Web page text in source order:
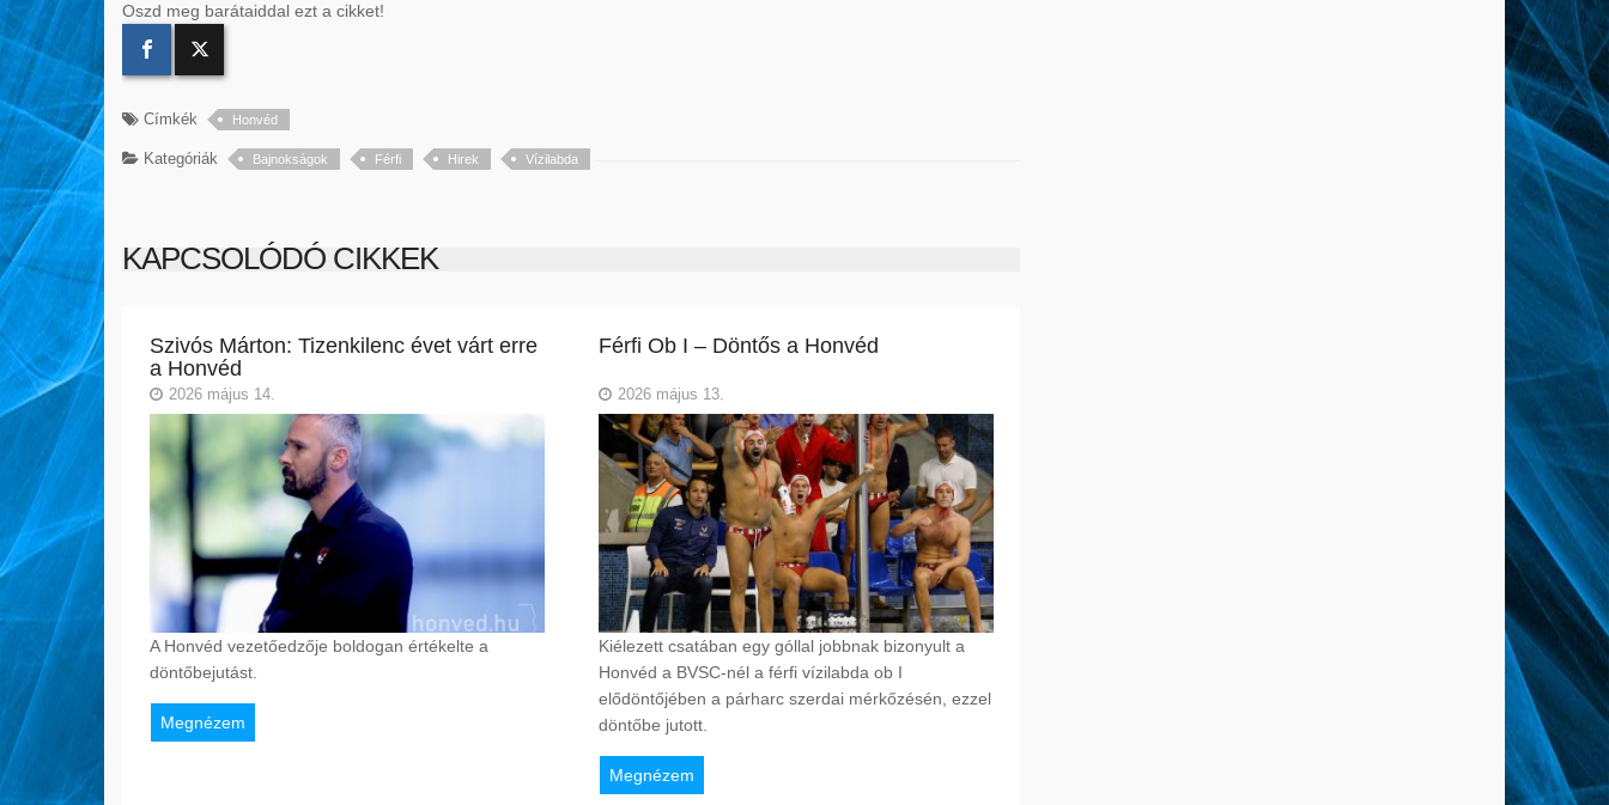
Oszd meg barátaiddal ezt a cikket!
Címkék Honvéd
Kategóriák Bajnokságok Férfi Hirek Vízilabda
KAPCSOLÓDÓ CIKKEK
Szivós Márton: Tizenkilenc évet várt erre
a Honvéd
2026 május 14.
A Honvéd vezetőedzője boldogan értékelte a
döntőbejutást.
Megnézem
Férfi Ob I – Döntős a Honvéd
2026 május 13.
Kiélezett csatában egy góllal jobbnak bizonyult a
Honvéd a BVSC-nél a férfi vízilabda ob I
elődöntőjében a párharc szerdai mérkőzésén, ezzel
döntőbe jutott.
Megnézem